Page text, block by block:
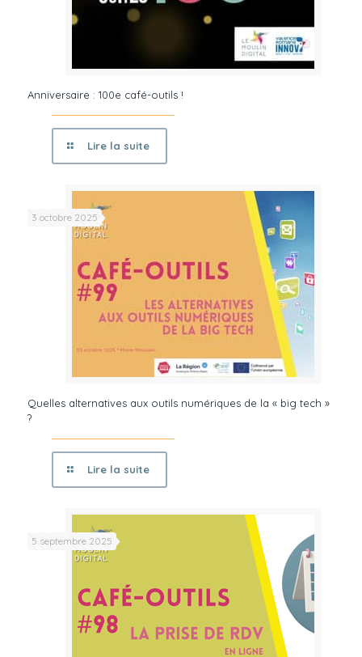
Anniversaire : 100e café-outils !
Lire la suite
3 octobre 2025
Quelles alternatives aux outils numériques de la « big tech »
?
Lire la suite
5 septembre 2025